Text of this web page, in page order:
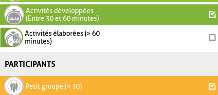
Activités développées
(Entre 30 et 60 minutes)
Activités élaborées (> 60
minutes)
PARTICIPANTS
Petit groupe (< 30)